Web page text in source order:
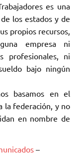
es una
los estados y de
propios recursos,
empresa ni
profesionales, ni
bajo ningún
basamos en el
la federación, y no
en nombre de
–